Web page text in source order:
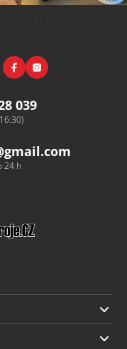
8:00-15:00)
FacebookInstagram
039
gmail.com
24 h